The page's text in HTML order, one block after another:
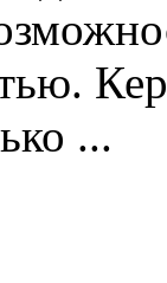
...